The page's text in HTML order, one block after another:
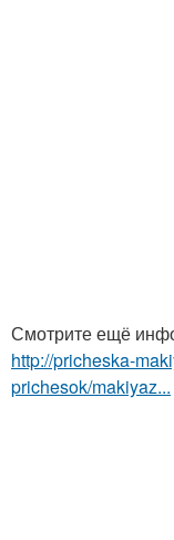
Смотрите ещё
http://pricheska-
prichesok/makiyaz...